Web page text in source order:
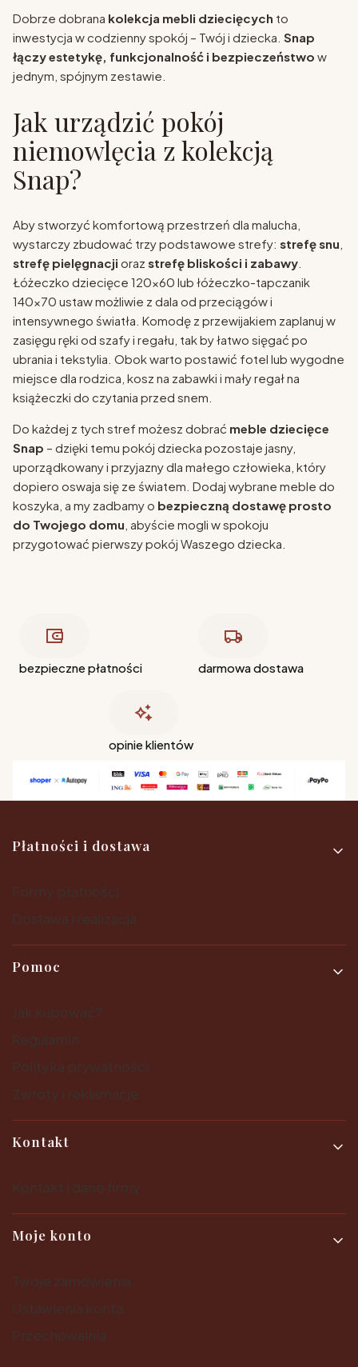
Dobrze dobrana kolekcja mebli dziecięcych to
inwestycja w codzienny spokój – Twój i dziecka. Snap
łączy estetykę, funkcjonalność i bezpieczeństwo w
jednym, spójnym zestawie.
Jak urządzić pokój
niemowlęcia z kolekcją
Snap?
Aby stworzyć komfortową przestrzeń dla malucha,
wystarczy zbudować trzy podstawowe strefy: strefę snu
strefę pielęgnacji oraz strefę bliskości i zabawy
Łóżeczko dziecięce 120x60 lub łóżeczko-tapczanik
140x70 ustaw możliwie z dala od przeciągów i
intensywnego światła. Komodę z przewijakiem zaplanuj w
zasięgu ręki od szafy i regału, tak by łatwo sięgać po
ubrania i tekstylia. Obok warto postawić fotel lub wygodne
miejsce dla rodzica, kosz na zabawki i mały regał na
książeczki do czytania przed snem.
Do każdej z tych stref możesz dobrać meble dziecięce
Snap – dzięki temu pokój dziecka pozostaje jasny,
uporządkowany i przyjazny dla małego człowieka, który
dopiero oswaja się ze światem. Dodaj wybrane meble do
koszyka, a my zadbamy o bezpieczną dostawę prosto
do Twojego domu , abyście mogli w spokoju
przygotować pierwszy pokój Waszego dziecka.
bezpieczne płatności darmowa dostawa
opinie klientów
Linki w stopce
Płatności i dostawa
Pomoc
Kontakt
Moje konto